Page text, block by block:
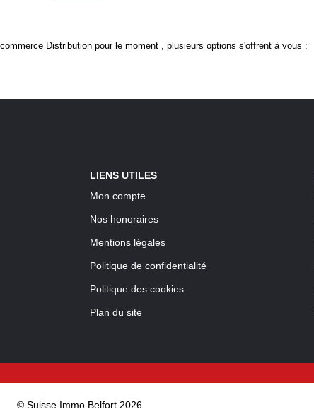
Distribution pour le moment , plusieurs options s'offrent à vous :
LIENS UTILES
Mon compte
Nos honoraires
Mentions légales
Politique de confidentialité
Politique des cookies
Plan du site
© Suisse Immo Belfort 2026